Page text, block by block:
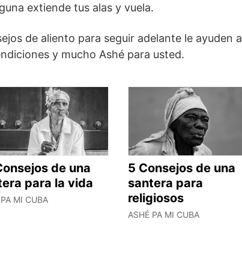
extiende tus alas y vuela.
de aliento para seguir adelante le ayuden a
y mucho Ashé para usted.
de una
para la vida
MI CUBA
5 Consejos de una
santera para
religiosos
ASHÉ PA MI CUBA